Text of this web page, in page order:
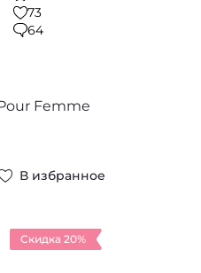
73
64
Femme
В избранное
Скидка 20%